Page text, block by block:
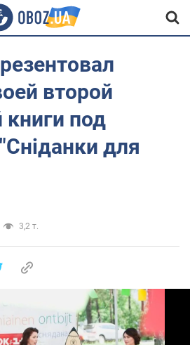
второй
книги под
для
3,2 т.